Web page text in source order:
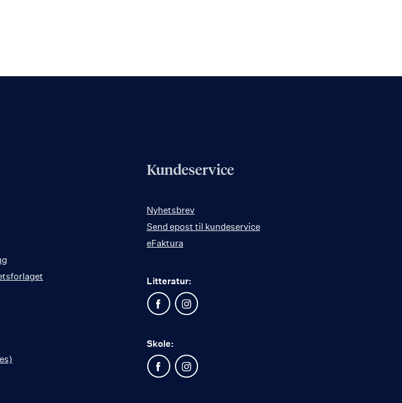
Kundeservice
Nyhetsbrev
Send epost til kundeservice
eFaktura
Litteratur:
Skole: